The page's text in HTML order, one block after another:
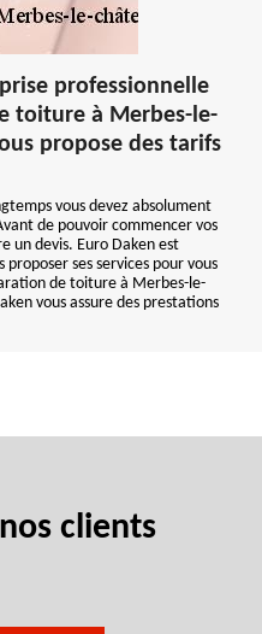
professionnelle
toiture à Merbes-le-
propose des tarifs
vous devez absolument
de pouvoir commencer vos
un devis. Euro Daken est
ses services pour vous
de toiture à Merbes-le-
vous assure des prestations
clients